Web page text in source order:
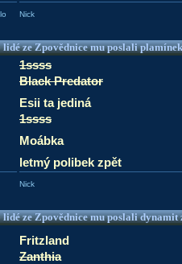
Nick
ze Zpovědnice mu poslali
1ssss
Black Predator
Esii ta jediná
1ssss
Moábka
letmý polibek zpět
Nick
ze Zpovědnice mu poslali dynamit
Fritzland
Zanthia